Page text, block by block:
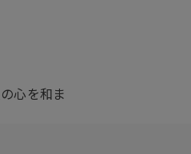
心を和ま